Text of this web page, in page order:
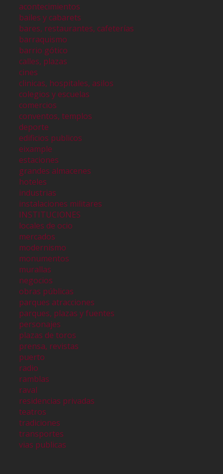
acontecimientos
bailes y cabarets
bares, restaurantes, cafeterías
barraquismo
barrio gótico
calles, plazas
cines
clinicas, hospitales, asilos
colegios y escuelas
comercios
conventos, templos
deporte
edificios publicos
eixample
estaciones
grandes almacenes
hoteles
industrias
instalaciones militares
INSTITUCIONES
locales de ocio
mercados
modernismo
monumentos
murallas
negocios
obras públicas
parques atracciones
parques, plazas y fuentes
personajes
plazas de toros
prensa, revistas
puerto
radio
ramblas
raval
residencias privadas
teatros
tradiciones
transportes
vias publicas